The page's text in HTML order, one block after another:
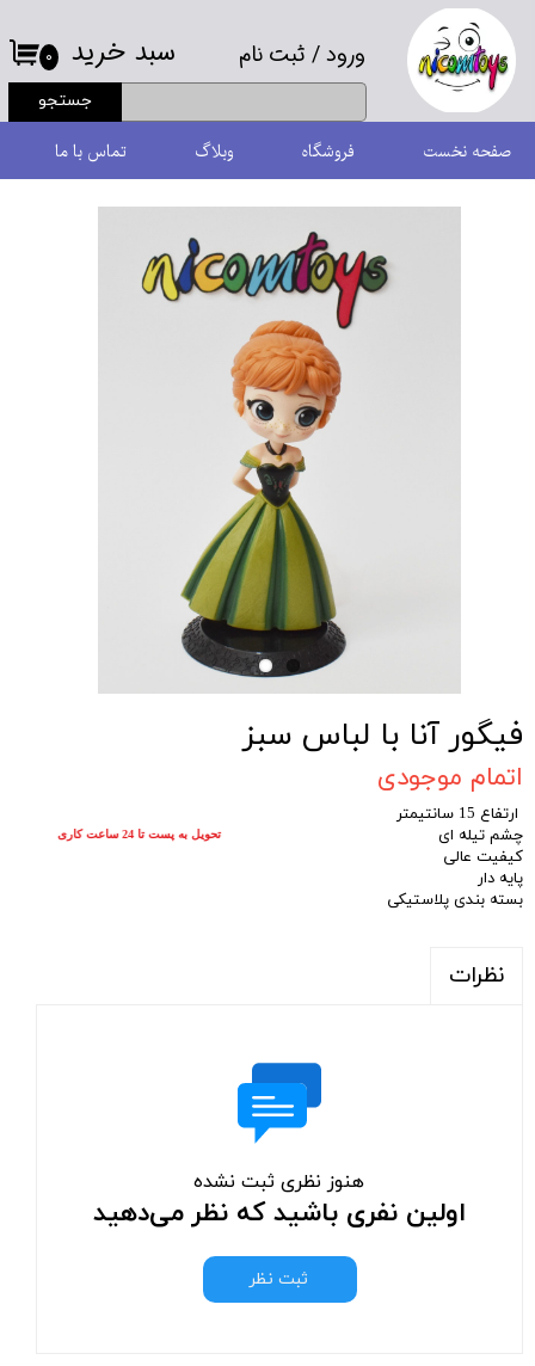
ورود/ ثبت نام
حساب کاربری من
تغییر گذر واژه
سفارشات
جستجو
۰ سبد خرید
صفحه نخست فروشگاه وبلاگ تماس با ما
فیگور آنا با لباس سبز
اتمام موجودی
ارتفاع 15 سانتیمتر
چشم تیله ای
کیفیت عالی
پایه دار
بسته بندی پلاستیکی
نظرات
هنوز نظری ثبت نشده
اولین نفری باشید که نظر می‌دهید
ثبت نظر
تحویل به پست تا 24 ساعت کاری